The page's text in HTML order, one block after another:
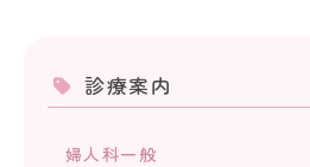
診療案内
婦人科一般